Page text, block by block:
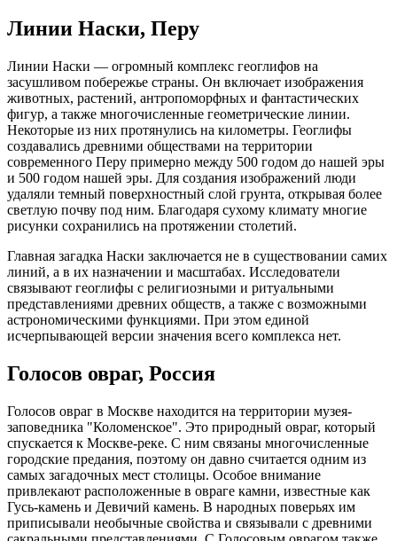
Линии Наски, Перу
Линии Наски — огромный комплекс геоглифов на
засушливом побережье страны. Он включает изображения
животных, растений, антропоморфных и фантастических
фигур, а также многочисленные геометрические линии.
Некоторые из них протянулись на километры. Геоглифы
создавались древними обществами на территории
современного Перу примерно между 500 годом до нашей эры
и 500 годом нашей эры. Для создания изображений люди
удаляли темный поверхностный слой грунта, открывая более
светлую почву под ним. Благодаря сухому климату многие
рисунки сохранились на протяжении столетий.
Главная загадка Наски заключается не в существовании самих
линий, а в их назначении и масштабах. Исследователи
связывают геоглифы с религиозными и ритуальными
представлениями древних обществ, а также с возможными
астрономическими функциями. При этом единой
исчерпывающей версии значения всего комплекса нет.
Голосов овраг, Россия
Голосов овраг в Москве находится на территории музея-
заповедника "Коломенское". Это природный овраг, который
спускается к Москве-реке. С ним связаны многочисленные
городские предания, поэтому он давно считается одним из
самых загадочных мест столицы. Особое внимание
привлекают расположенные в овраге камни, известные как
Гусь-камень и Девичий камень. В народных поверьях им
приписывали необычные свойства и связывали с древними